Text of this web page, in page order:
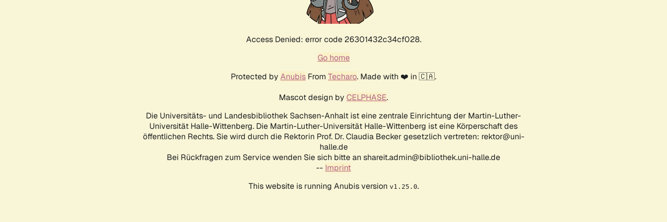
Access Denied: error code 26301432c34cf028.
Go home
Protected by Anubis From Techaro. Made with ❤️ in 🇨🇦.
Mascot design by CELPHASE.
Die Universitäts- und Landesbibliothek Sachsen-Anhalt ist eine zentrale Einrichtung der Martin-Luther-
Universität Halle-Wittenberg. Die Martin-Luther-Universität Halle-Wittenberg ist eine Körperschaft des
öffentlichen Rechts. Sie wird durch die Rektorin Prof. Dr. Claudia Becker gesetzlich vertreten: rektor@uni-
halle.de
Bei Rückfragen zum Service wenden Sie sich bitte an shareit.admin@bibliothek.uni-halle.de
-- Imprint
This website is running Anubis version v1.25.0.